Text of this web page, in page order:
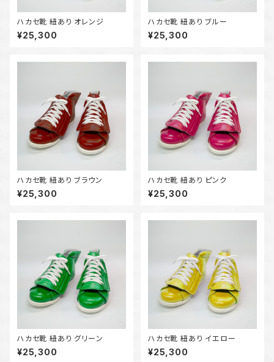
ハカセ靴 紐あり オレンジ
¥25,300
ハカセ靴 紐あり ブルー
¥25,300
ハカセ靴 紐あり ブラウン
¥25,300
ハカセ靴 紐あり ピンク
¥25,300
ハカセ靴 紐あり グリーン
¥25,300
ハカセ靴 紐あり イエロー
¥25,300